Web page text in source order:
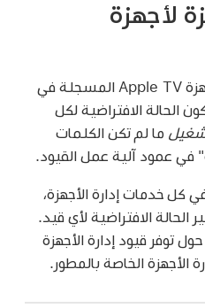
لأجهزة
Apple TV المسجلة في
الحالة الافتراضية لكل
ما لم تكن الكلمات
في عمود آلية عمل القيود.
كل خدمات إدارة الأجهزة،
الافتراضية لأي قيد.
توفر قيود إدارة الأجهزة
الأجهزة الخاصة بالمطور.